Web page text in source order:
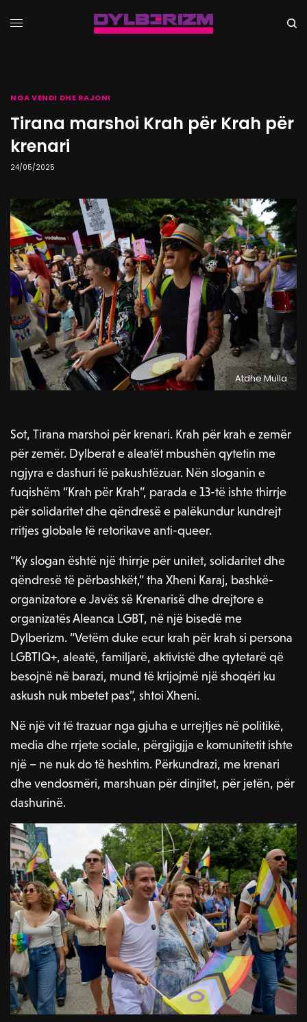
NGA VENDI DHE RAJONI
Tirana marshoi Krah për Krah për
krenari
24/05/2025
Atdhe Mulla
Sot, Tirana marshoi për krenari. Krah për krah e zemër
për zemër. Dylberat e aleatët mbushën qytetin me
ngjyra e dashuri të pakushtëzuar. Nën sloganin e
fuqishëm “Krah për Krah”, parada e 13-të ishte thirrje
për solidaritet dhe qëndresë e palëkundur kundrejt
rritjes globale të retorikave anti-queer.
“Ky slogan është një thirrje për unitet, solidaritet dhe
qëndresë të përbashkët,” tha Xheni Karaj, bashkë-
organizatore e Javës së Krenarisë dhe drejtore e
organizatës Aleanca LGBT, në një bisedë me
Dylberizm. “Vetëm duke ecur krah për krah si persona
LGBTIQ+, aleatë, familjarë, aktivistë dhe qytetarë që
besojnë në barazi, mund të krijojmë një shoqëri ku
askush nuk mbetet pas”, shtoi Xheni.
Në një vit të trazuar nga gjuha e urrejtjes në politikë,
media dhe rrjete sociale, përgjigjja e komunitetit ishte
një – ne nuk do të heshtim. Përkundrazi, me krenari
dhe vendosmëri, marshuan për dinjitet, për jetën, për
dashurinë.